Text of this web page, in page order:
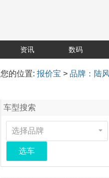
资讯 数码
您的位置:报价宝 >品牌：陆
车型搜索
选择品牌
选车